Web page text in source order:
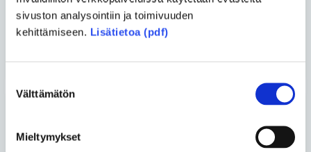
sivuston analysointiin ja toimivuuden
kehittämiseen. Lisätietoa (pdf)
valinta
Välttämätön
Mieltymykset
Vertaiskeskustelu – Päivä
kerrallaan